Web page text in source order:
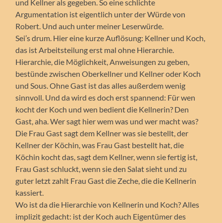
und Kellner als gegeben. So eine schlichte
Argumentation ist eigentlich unter der Würde von
Robert. Und auch unter meiner Leserwürde.
Sei’s drum. Hier eine kurze Auflösung: Kellner und Koch,
das ist Arbeitsteilung erst mal ohne Hierarchie.
Hierarchie, die Möglichkeit, Anweisungen zu geben,
bestünde zwischen Oberkellner und Kellner oder Koch
und Sous. Ohne Gast ist das alles außerdem wenig
sinnvoll. Und da wird es doch erst spannend: Für wen
kocht der Koch und wen bedient die Kellnerin? Den
Gast, aha. Wer sagt hier wem was und wer macht was?
Die Frau Gast sagt dem Kellner was sie bestellt, der
Kellner der Köchin, was Frau Gast bestellt hat, die
Köchin kocht das, sagt dem Kellner, wenn sie fertig ist,
Frau Gast schluckt, wenn sie den Salat sieht und zu
guter letzt zahlt Frau Gast die Zeche, die die Kellnerin
kassiert.
Wo ist da die Hierarchie von Kellnerin und Koch? Alles
implizit gedacht: ist der Koch auch Eigentümer des